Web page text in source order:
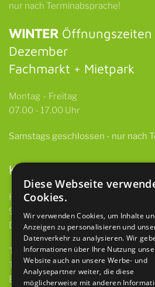
nur nach Terminabsprache!
WINTER Öffnungszeiten
Dezember
Fachmarkt + Mietpark
Montag - Freitag
07.00 - 17.00 Uhr
Samstags geschlossen - nur nach
Kontakt
HBH GmbH & Co. KG
97922 Lauda-Königshofen
Deubacher Str. 12
Telefon 09343 615 921-0
Telefax 09343 615 921-9
E-Mailinfo@baumaschinen-hbh.de
Diese Webseite
Cookies.
Wir verwenden Cookies, um Inhalte
Anzeigen zu personalisieren und
Datenverkehr zu analysieren. Wir
Informationen über Ihre Nutzung
Website auch an unsere Werbe- und
Analysepartner weiter, die diese
möglicherweise mit anderen